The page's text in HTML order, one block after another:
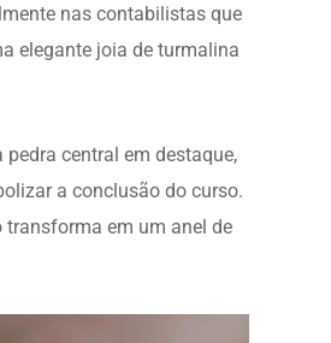
nas contabilistas que
elegante joia de turmalina
central em destaque,
a conclusão do curso.
em um anel de